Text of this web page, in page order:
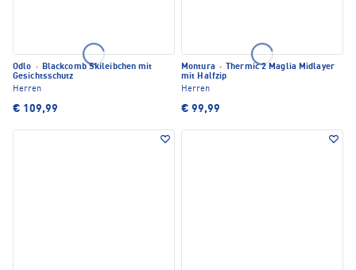
Odlo · Blackcomb Skileibchen mit
Gesichtsschutz
Herren
€ 109,99
Montura ·
Thermic 2 Maglia Midlayer
mit Halfzip
Herren
€ 99,99